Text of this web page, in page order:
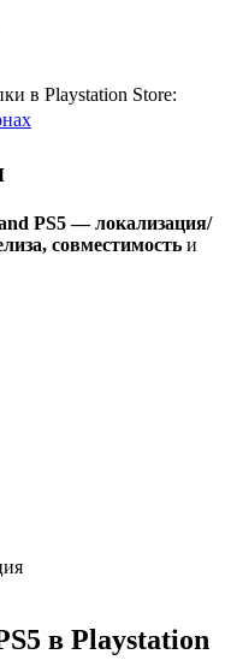
в Playstation Store:
PS5 — локализация/
совместимость и
в Playstation